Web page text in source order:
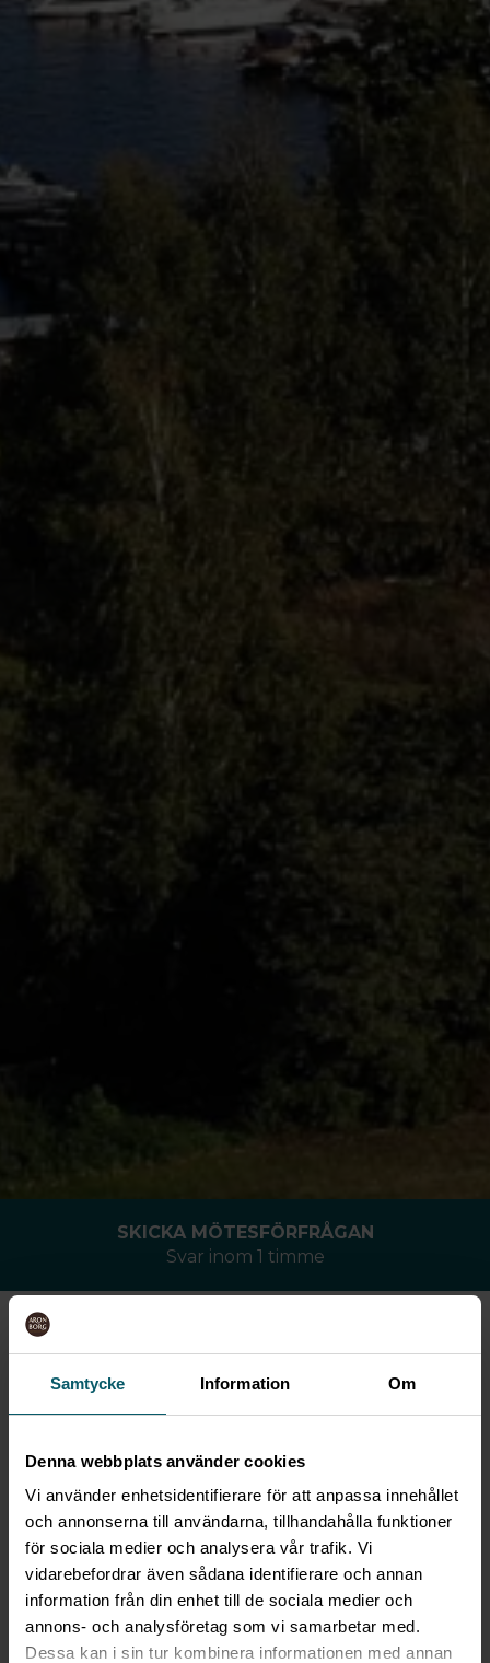
Samtycke Information Om
Denna webbplats använder cookies
Vi använder enhetsidentifierare för att anpassa innehållet
och annonserna till användarna, tillhandahålla funktioner
för sociala medier och analysera vår trafik. Vi
vidarebefordrar även sådana identifierare och annan
information från din enhet till de sociala medier och
annons- och analysföretag som vi samarbetar med.
Dessa kan i sin tur kombinera informationen med annan
SKICKA MÖTESFÖRFRÅGAN
Svar inom 1 timme
KICKOFF OCH
FÖRETAGSFEST